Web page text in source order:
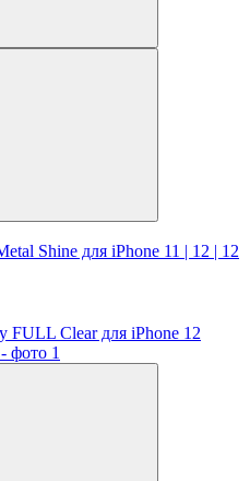
Shine для iPhone 11 | 12 | 12